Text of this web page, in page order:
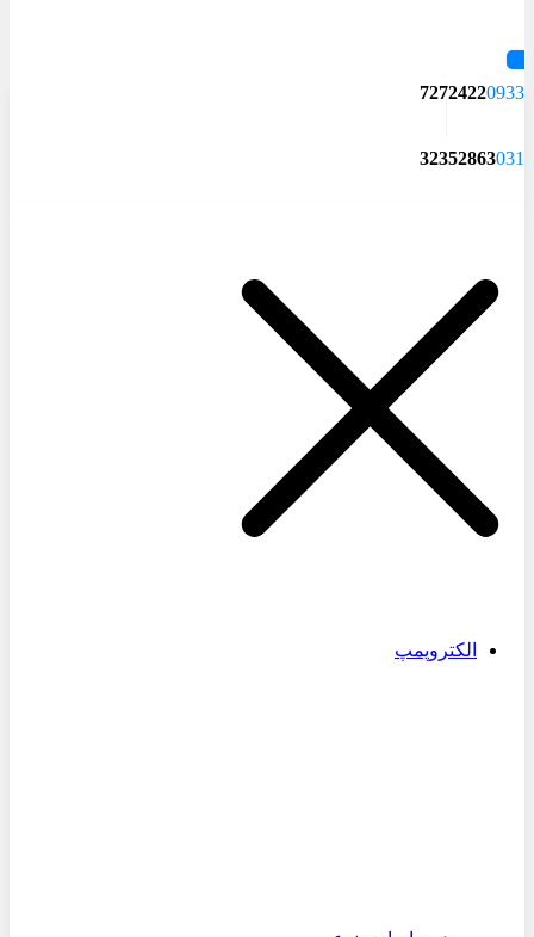
72724220933
32352863031
الکتروپمپ